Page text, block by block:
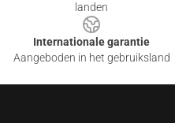
landen
Internationale garantie
Aangeboden in het gebruiksland